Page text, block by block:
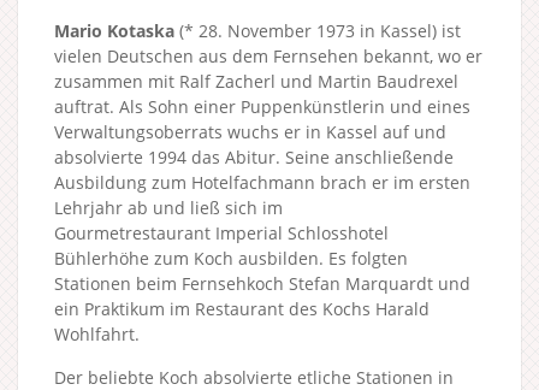
Mario Kotaska (* 28. November 1973 in Kassel) ist
vielen Deutschen aus dem Fernsehen bekannt, wo er
zusammen mit Ralf Zacherl und Martin Baudrexel
auftrat. Als Sohn einer Puppenkünstlerin und eines
Verwaltungsoberrats wuchs er in Kassel auf und
absolvierte 1994 das Abitur. Seine anschließende
Ausbildung zum Hotelfachmann brach er im ersten
Lehrjahr ab und ließ sich im
Gourmetrestaurant Imperial Schlosshotel
Bühlerhöhe zum Koch ausbilden. Es folgten
Stationen beim Fernsehkoch Stefan Marquardt und
ein Praktikum im Restaurant des Kochs Harald
Wohlfahrt.
Der beliebte Koch absolvierte etliche Stationen in